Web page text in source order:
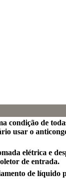
condição de
usar o
elétrica e
de entrada.
de líquido